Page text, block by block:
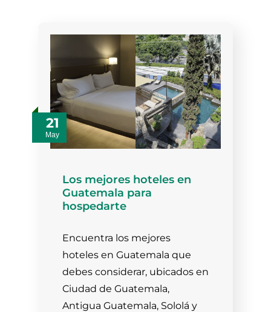
21
May
Los mejores hoteles en
Guatemala para
hospedarte
Encuentra los mejores
hoteles en Guatemala que
debes considerar, ubicados en
Ciudad de Guatemala,
Antigua Guatemala, Sololá y